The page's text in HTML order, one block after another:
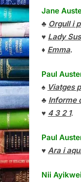
Jane
♣ Orgull i
♥ Lady
♦ Emma.
Paul
♠ Viatges
♣ Informe
♥ 4 3 2 1.
Paul
♥ Ara i
Nii